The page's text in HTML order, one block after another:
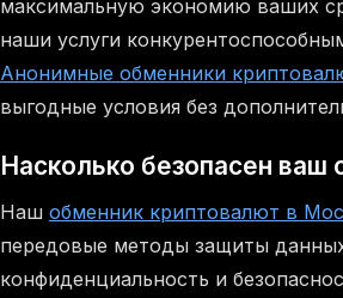
максимальную экономию ваших
наши услуги
Анонимные обменники
выгодные условия без
Насколько безопасен ваш
Наш обменник криптовалют в
передовые методы защиты
конфиденциальность и